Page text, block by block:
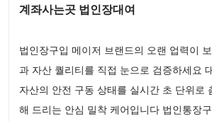
계좌사는곳 법인장대여
법인장구입 메이저 브랜드의 오랜 업력이
과 자산 퀄리티를 직접 눈으로 검증하세요
자산의 안전 구동 상태를 실시간 초 단위로
해 드리는 안심 밀착 케어입니다 법인통장